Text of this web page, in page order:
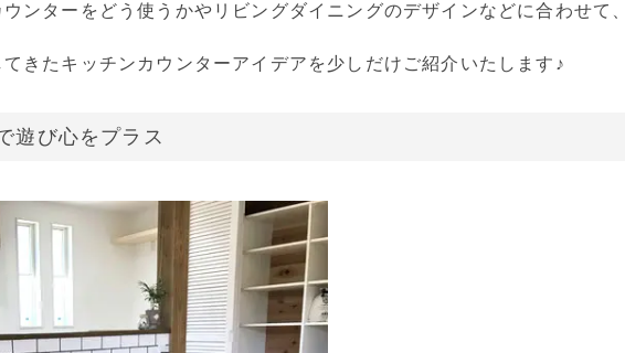
ンターをどう使うかやリビングダイニングのデザインなどに合わせて
きたキッチンカウンターアイデアを少しだけご紹介いたします♪
遊び心をプラス